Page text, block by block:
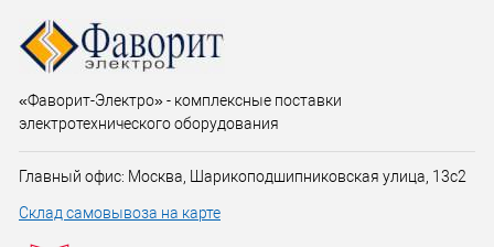
«Фаворит-Электро» - комплексные поставки
электротехнического оборудования
Главный офис: Москва, Шарикоподшипниковская улица, 13с2
Склад самовывоза на карте